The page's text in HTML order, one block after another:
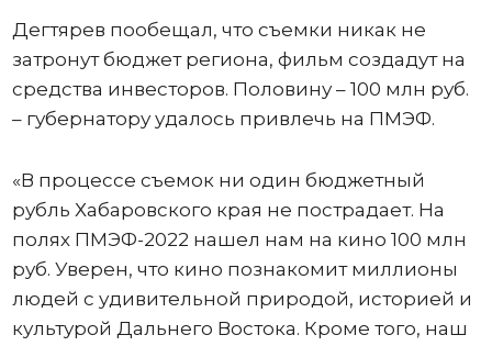
Дегтярев пообещал, что съемки никак не
затронут бюджет региона, фильм создадут на
средства инвесторов. Половину – 100 млн руб.
– губернатору удалось привлечь на ПМЭФ.
«В процессе съемок ни один бюджетный
рубль Хабаровского края не пострадает. На
полях ПМЭФ-2022 нашел нам на кино 100 млн
руб. Уверен, что кино познакомит миллионы
людей с удивительной природой, историей и
культурой Дальнего Востока. Кроме того, наш